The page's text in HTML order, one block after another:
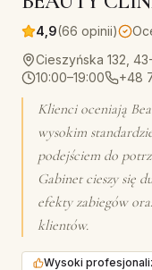
4,9(66 opinii)
Cieszyńska 132,
10:00–19:00
+48
Klienci oceniają
wysokim
podejściem do
Gabinet cieszy się
efekty zabiegów
klientów.
Wysoki